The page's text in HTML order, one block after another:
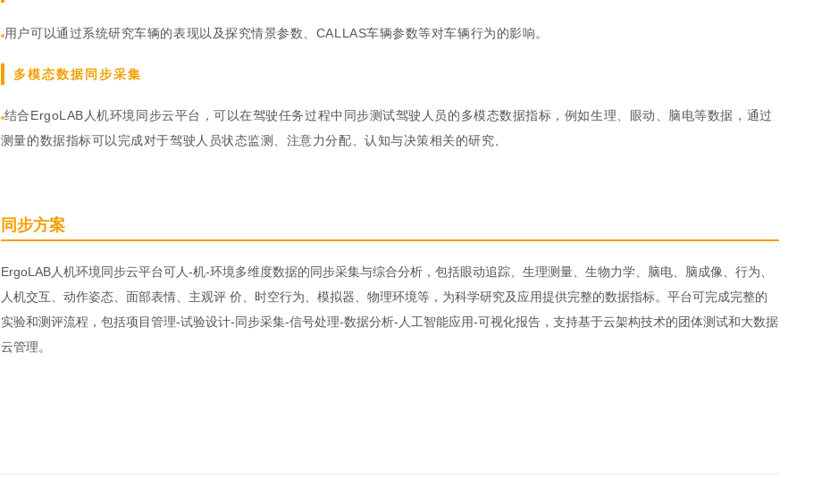
用户可以通过系统研究车辆的表现以及探究情景参数、CALLAS车辆参数等对车辆行为的影响。
多模态数据同步采集
结合ErgoLAB人机环境同步云平台，可以在驾驶任务过程中同步测试驾驶人员的多模态数据指标，例如生理、眼动、脑电等数据，通过
测量的数据指标可以完成对于驾驶人员状态监测、注意力分配、认知与决策相关的研究,
同步方案
ErgoLAB人机环境同步云平台可人-机-环境多维度数据的同步采集与综合分析，包括眼动追踪、生理测量、生物力学、脑电、脑成像、行为、
人机交互、动作姿态、面部表情、主观评 价、时空行为、模拟器、物理环境等，为科学研究及应用提供完整的数据指标。平台可完成完整的
实验和测评流程，包括项目管理-试验设计-同步采集-信号处理-数据分析-人工智能应用-可视化报告，支持基于云架构技术的团体测试和大数据
云管理。